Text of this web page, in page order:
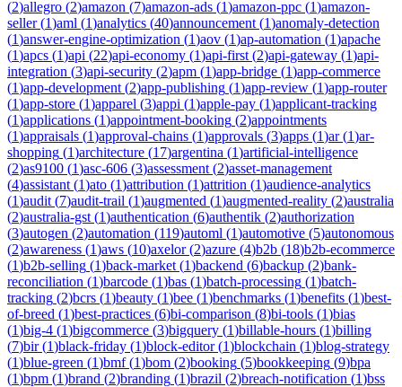
(2)allegro (2)amazon (7)amazon-ads (1)amazon-ppc (1)amazon-
seller(1)aml (1)analytics (40)announcement (1)anomaly-detection
(1)answer-engine-optimization (1)aov (1)ap-automation (1)apache
(1)apcs (1)api (22)api-economy (1)api-first (2)api-gateway (1)api-
integration (3)api-security (2)apm (1)app-bridge (1)app-commerce
(1)app-development (2)app-publishing (1)app-review (1)app-router
(1)app-store (1)apparel (3)appi (1)apple-pay (1)applicant-tracking
(1)applications (1)appointment-booking (2)appointments
(1)appraisals (1)approval-chains (1)approvals (3)apps (1)ar(1)ar-
shopping (1)architecture (17)argentina (1)artificial-intelligence
(2)as9100 (1)asc-606 (3)assessment (2)asset-management
(4)assistant (1)ato (1)attribution (1)attrition (1)audience-analytics
(1)audit (7)audit-trail (1)augmented (1)augmented-reality (2)australia
(2)australia-gst (1)authentication (6)authentik (2)authorization
(3)autogen (2)automation (119)automl (1)automotive (5)autonomous
(2)awareness (1)aws (10)axelor(2)azure (4)b2b (18)b2b-ecommerce
(1)b2b-selling (1)back-market (1)backend (6)backup (2)bank-
reconciliation (1)barcode (1)bas (1)batch-processing (1)batch-
tracking (2)bcrs (1)beauty (1)bee (1)benchmarks (1)benefits (1)best-
of-breed (1)best-practices (6)bi-comparison (8)bi-tools (1)bias
(1)big-4 (1)bigcommerce (3)bigquery (1)billable-hours (1)billing
(7)bir(1)black-friday (1)block-editor(1)blockchain (1)blog-strategy
(1)blue-green (1)bmf(1)bom (2)booking (5)bookkeeping (9)bpa
(1)bpm (1)brand (2)branding (1)brazil (2)breach-notification (1)bss